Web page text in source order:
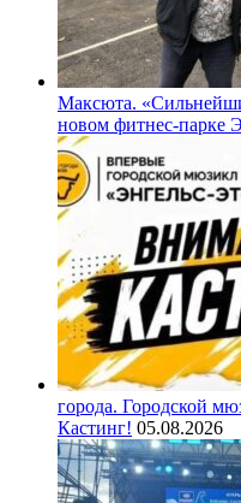
Максюта.
новом фитнес-парке
города. Городской
Кастинг! 05.08.2026